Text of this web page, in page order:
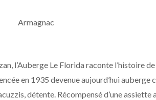
Armagnac
l’Auberge Le Florida raconte l’histoire
en 1935 devenue aujourd’hui auberge
détente. Récompensé d’une assiette